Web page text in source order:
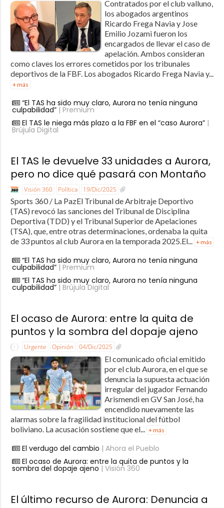
Contratados por el club valluno,
los abogados argentinos
Ricardo Frega Navia y Jose
Emilio Jozami fueron los
encargados de llevar el caso de
apelación. Ambos consideran
como claves los errores cometidos por los tribunales
deportivos de la FBF. Los abogados Ricardo Frega Navia y...
+ más
“El TAS ha sido muy claro, Aurora no tenía ninguna
culpabilidad”| Premium
El TAS le niega más plazo a la FBF en el “caso Aurora”|
Brújula Digital
El TAS le devuelve 33 unidades a Aurora,
pero no dice qué pasará con Montaño
Visión 360 Política 19/Dic/2025
Sports 360 / La PazEl Tribunal de Arbitraje Deportivo
(TAS) revocó las sanciones del Tribunal de Disciplina
Deportiva (TDD) y el Tribunal Superior de Apelaciones
(TSA), que, entre otras determinaciones, ordenaba la quita
de 33 puntos al club Aurora en la temporada 2025.El... + más
“El TAS ha sido muy claro, Aurora no tenía ninguna
culpabilidad”| Premium
“El TAS ha sido muy claro, Aurora no tenía ninguna
culpabilidad”| Brújula Digital
El ocaso de Aurora: entre la quita de
puntos y la sombra del dopaje ajeno
Urgente Opinión 04/Dic/2025
El comunicado oficial emitido
por el club Aurora, en el que se
denuncia la supuesta actuación
irregular del jugador Fernando
Arismendi en GV San José, ha
encendido nuevamente las
alarmas sobre la fragilidad institucional del fútbol
boliviano. La acusación sostiene que el... + más
El verdugo del cambio | Ahora el Pueblo
El ocaso de Aurora: entre la quita de puntos y la
sombra del dopaje ajeno | Visión 360
El último recurso de Aurora: Denuncia a